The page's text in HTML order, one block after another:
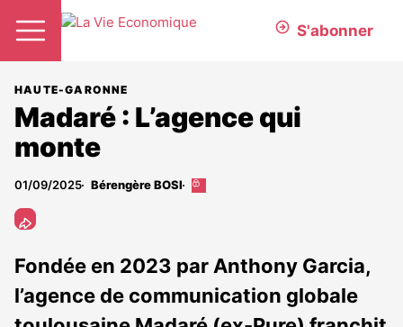
S'abonner
HAUTE-GARONNE
Madaré : L’agence qui
monte
01/09/2025 Bérengère BOSI
Cet
abonnés
Fondée en 2023 par Anthony Garcia,
l’agence de communication globale